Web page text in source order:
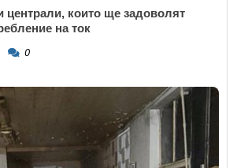
които ще задоволят
на ток
0